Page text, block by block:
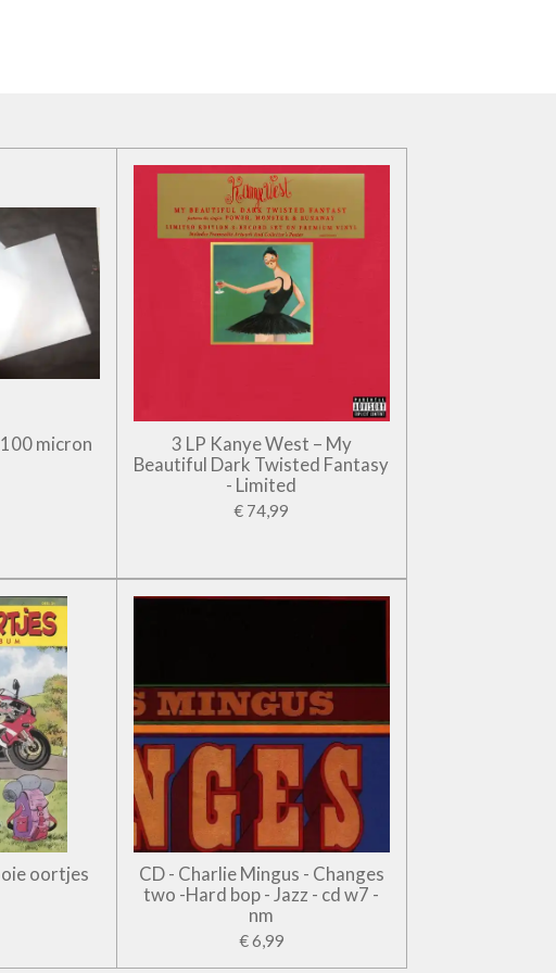
micron
3 LP Kanye West – My
Beautiful Dark Twisted Fantasy
- Limited
€ 74,99
oortjes
CD - Charlie Mingus - Changes
two -Hard bop - Jazz - cd w7 -
nm
€ 6,99